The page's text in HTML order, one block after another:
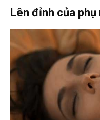
Lên đỉnh của phụ